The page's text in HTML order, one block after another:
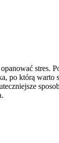
stres.
po którą warto